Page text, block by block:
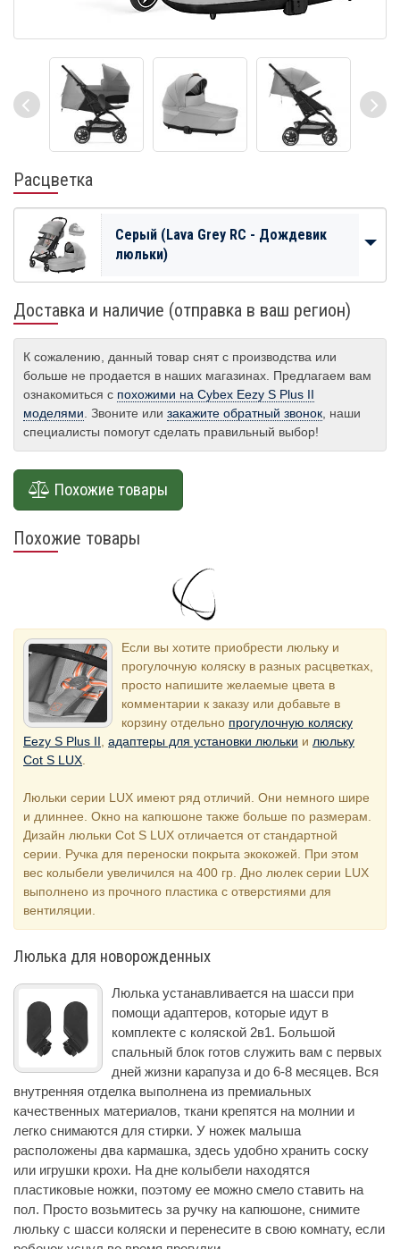
Расцветка
Серый (Lava Grey RC - Дождевик
люльки)
Доставка и наличие (отправка в ваш регион)
К сожалению, данный товар снят с производства или
больше не продается в наших магазинах. Предлагаем вам
ознакомиться с похожими на Cybex Eezy S Plus II
моделями . Звоните или закажите обратный звонок , наши
специалисты помогут сделать правильный выбор!
Похожие товары
Похожие товары
Если вы хотите приобрести люльку и
прогулочную коляску в разных расцветках,
просто напишите желаемые цвета в
комментарии к заказу или добавьте в
корзину отдельно прогулочную коляску
Eezy S Plus II адаптеры для установки люльки и люльку
Cot S LUX
Люльки серии LUX имеют ряд отличий. Они немного шире
и длиннее. Окно на капюшоне также больше по размерам.
Дизайн люльки Cot S LUX отличается от стандартной
серии. Ручка для переноски покрыта экокожей. При этом
вес колыбели увеличился на 400 гр. Дно люлек серии LUX
выполнено из прочного пластика с отверстиями для
вентиляции.
Люлька для новорожденных
Люлька устанавливается на шасси при
помощи адаптеров, которые идут в
комплекте с коляской 2в1. Большой
спальный блок готов служить вам с первых
дней жизни карапуза и до 6-8 месяцев. Вся
внутренняя отделка выполнена из премиальных
качественных материалов, ткани крепятся на молнии и
легко снимаются для стирки. У ножек малыша
расположены два кармашка, здесь удобно хранить соску
или игрушки крохи. На дне колыбели находятся
пластиковые ножки, поэтому ее можно смело ставить на
пол. Просто возьмитесь за ручку на капюшоне, снимите
люльку с шасси коляски и перенесите в свою комнату, если